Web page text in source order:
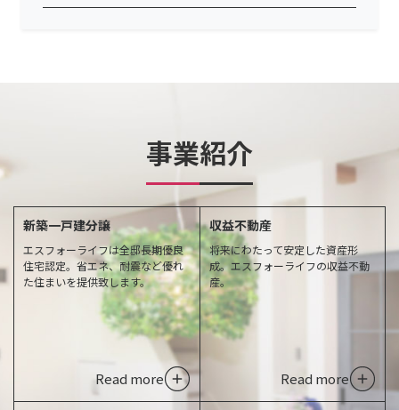
事業紹介
新築一戸建分譲
エスフォーライフは全邸長期優良
住宅認定。省エネ、耐震など優れ
た住まいを提供致します。
Read more
収益不動産
将来にわたって安定した資産形
成。エスフォーライフの収益不動
産。
Read more